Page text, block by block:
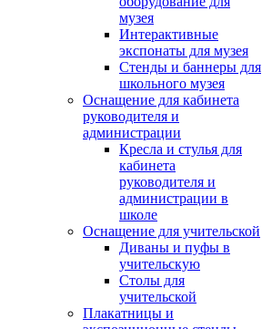
музея
Интерактивные
экспонаты для музея
Стенды и баннеры для
школьного музея
Оснащение для кабинета
руководителя и
администрации
Кресла и стулья для
кабинета
руководителя и
администрации в
школе
Оснащение для учительской
Диваны и пуфы в
учительскую
Столы для
учительской
Плакатницы и